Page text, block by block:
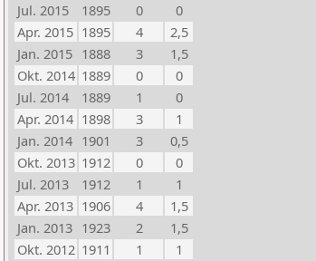
Jul. 2015
1895 0
0
Apr. 2015 1895 4
2,5
Jan. 2015 1888 3
1,5
Okt. 2014 1889 0
0
Jul. 2014
1889 1
0
Apr. 2014 1898 3
1
Jan. 2014 1901 3
0,5
Okt. 2013 1912 0
0
Jul. 2013
1912 1
1
Apr. 2013 1906 4
1,5
Jan. 2013 1923 2
1,5
Okt. 2012 1911 1
1